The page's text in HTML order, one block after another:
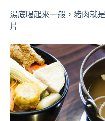
湯底喝起來一般，豬肉就
片